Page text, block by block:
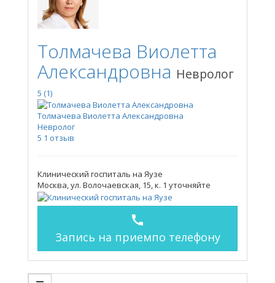
Толмачева Виолетта
Александровна Невролог
5 (1)
Толмачева Виолетта Александровна
Невролог
5 1 отзыв
Клинический госпиталь на Яузе
Москва, ул. Волочаевская, 15, к. 1 уточняйте
call
Запись на приемпо телефону